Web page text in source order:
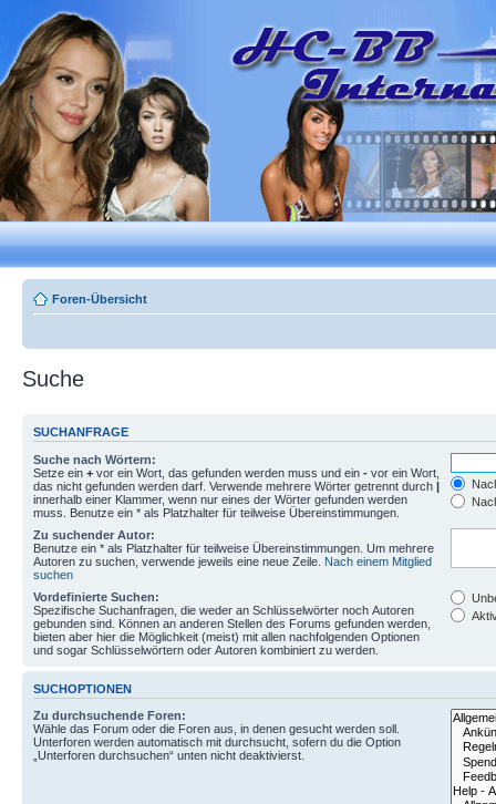
Foren-Übersicht
Suche
SUCHANFRAGE
Suche nach Wörtern:
Setze ein + vor ein Wort, das gefunden werden muss und ein - vor ein Wort,
das nicht gefunden werden darf. Verwende mehrere Wörter getrennt durch |
innerhalb einer Klammer, wenn nur eines der Wörter gefunden werden
muss. Benutze ein * als Platzhalter für teilweise Übereinstimmungen.
Zu suchender Autor:
Benutze ein * als Platzhalter für teilweise Übereinstimmungen. Um mehrere
Autoren zu suchen, verwende jeweils eine neue Zeile. Nach einem Mitglied
suchen
Vordefinierte Suchen:
Spezifische Suchanfragen, die weder an Schlüsselwörter noch Autoren
gebunden sind. Können an anderen Stellen des Forums gefunden werden,
bieten aber hier die Möglichkeit (meist) mit allen nachfolgenden Optionen
und sogar Schlüsselwörtern oder Autoren kombiniert zu werden.
SUCHOPTIONEN
Zu durchsuchende Foren:
Wähle das Forum oder die Foren aus, in denen gesucht werden soll.
Unterforen werden automatisch mit durchsucht, sofern du die Option
„Unterforen durchsuchen“ unten nicht deaktivierst.